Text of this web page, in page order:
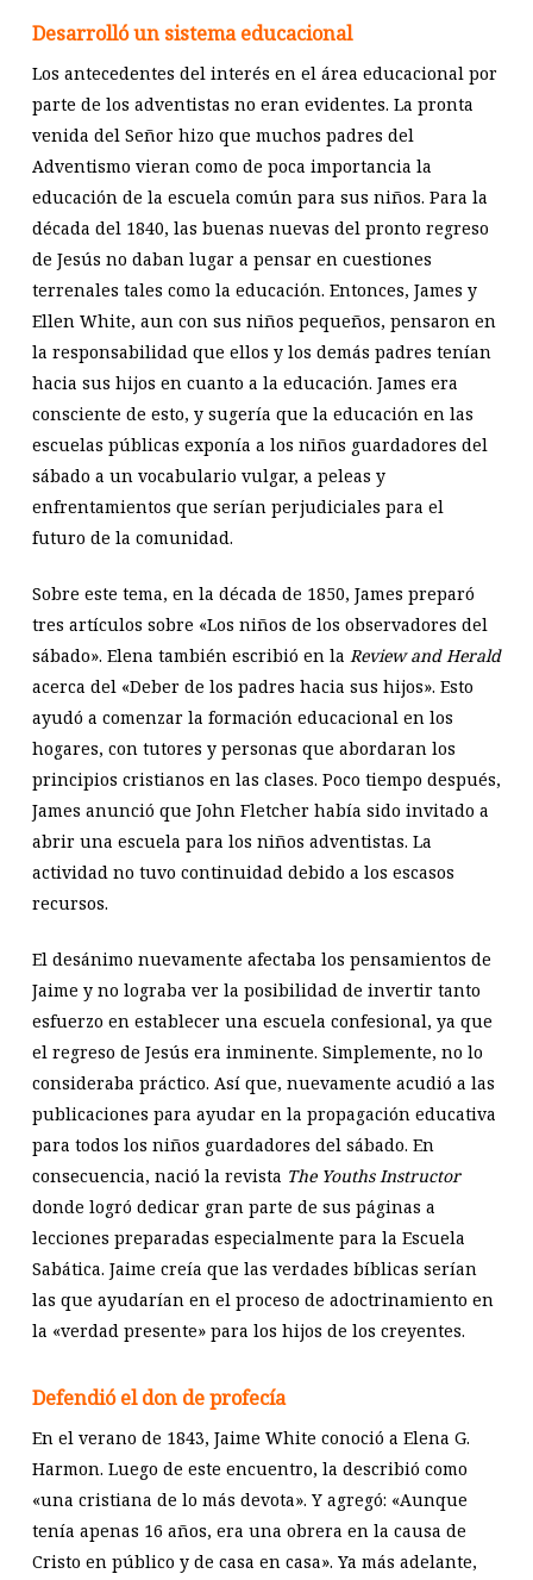
Desarrolló un sistema educacional
Los antecedentes del interés en el área educacional por
parte de los adventistas no eran evidentes. La pronta
venida del Señor hizo que muchos padres del
Adventismo vieran como de poca importancia la
educación de la escuela común para sus niños. Para la
década del 1840, las buenas nuevas del pronto regreso
de Jesús no daban lugar a pensar en cuestiones
terrenales tales como la educación. Entonces, James y
Ellen White, aun con sus niños pequeños, pensaron en
la responsabilidad que ellos y los demás padres tenían
hacia sus hijos en cuanto a la educación. James era
consciente de esto, y sugería que la educación en las
escuelas públicas exponía a los niños guardadores del
sábado a un vocabulario vulgar, a peleas y
enfrentamientos que serían perjudiciales para el
futuro de la comunidad.
Sobre este tema, en la década de 1850, James preparó
tres artículos sobre «Los niños de los observadores del
sábado». Elena también escribió en la Review and Herald
acerca del «Deber de los padres hacia sus hijos». Esto
ayudó a comenzar la formación educacional en los
hogares, con tutores y personas que abordaran los
principios cristianos en las clases. Poco tiempo después,
James anunció que John Fletcher había sido invitado a
abrir una escuela para los niños adventistas. La
actividad no tuvo continuidad debido a los escasos
recursos.
El desánimo nuevamente afectaba los pensamientos de
Jaime y no lograba ver la posibilidad de invertir tanto
esfuerzo en establecer una escuela confesional, ya que
el regreso de Jesús era inminente. Simplemente, no lo
consideraba práctico. Así que, nuevamente acudió a las
publicaciones para ayudar en la propagación educativa
para todos los niños guardadores del sábado. En
consecuencia, nació la revista The Youths Instructor
donde logró dedicar gran parte de sus páginas a
lecciones preparadas especialmente para la Escuela
Sabática. Jaime creía que las verdades bíblicas serían
las que ayudarían en el proceso de adoctrinamiento en
la «verdad presente» para los hijos de los creyentes.
Defendió el don de profecía
En el verano de 1843, Jaime White conoció a Elena G.
Harmon. Luego de este encuentro, la describió como
«una cristiana de lo más devota». Y agregó: «Aunque
tenía apenas 16 años, era una obrera en la causa de
Cristo en público y de casa en casa». Ya más adelante,